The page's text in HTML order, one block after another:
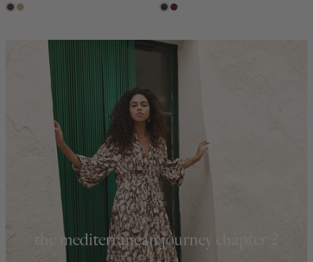
donkerbruin
zand
chocobordeaux
the mediterranean journey chapter 2